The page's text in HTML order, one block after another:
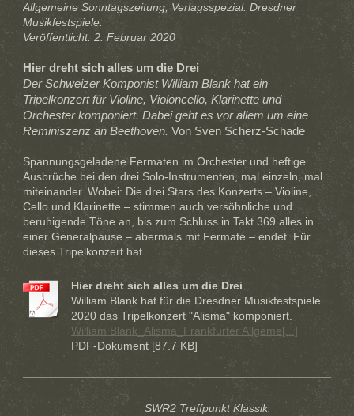
Allgemeine Sonntagszeitung, Verlagsspezial. Dresdner
Musikfestspiele.
Veröffentlicht: 2. Februar 2020
Hier dreht sich alles um die Drei
Der Schweizer Komponist William Blank hat ein
Tripelkonzert für Violine, Violoncello, Klarinette und
Orchester komponiert. Dabei geht es vor allem um eine
Reminiszenz an Beethoven. Von Sven Scherz-Schade
Spannungsgeladene Fermaten im Orchester und heftige
Ausbrüche bei den drei Solo-Instrumenten, mal einzeln, mal
miteinander. Wobei: Die drei Stars des Konzerts – Violine,
Cello und Klarinette – stimmen auch versöhnliche und
beruhigende Töne an, bis zum Schluss in Takt 369 alles in
einer Generalpause – abermals mit Fermate – endet. Für
dieses Tripelkonzert hat...
Hier dreht sich alles um die Drei
William Blank hat für die Dresdner Musikfestspiele
2020 das Tripelkonzert "Alisma" komponiert.
William Blank_Alisma_Frankfurter Allgeme[...]
PDF-Dokument [87.7 KB]
SWR2 Treffpunkt Klassik.